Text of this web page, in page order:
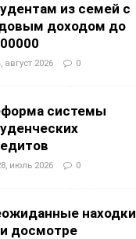
из семей с
доходом до
август 2026 0
системы
июль 2026 0
находки
досмотре